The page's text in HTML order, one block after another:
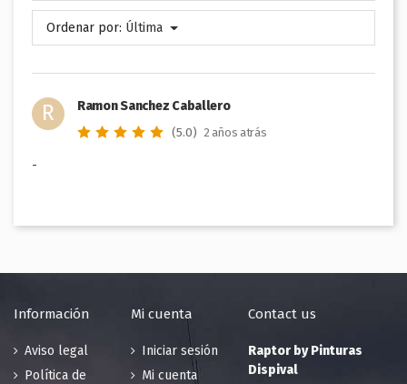
Ordenar por: Última
R Ramon Sanchez Caballero
(5.0) 2 años atrás
-
Información
Aviso legal
Política de
Mi cuenta
Iniciar sesión
Mi cuenta
Contact us
Raptor by Pinturas
Dispival